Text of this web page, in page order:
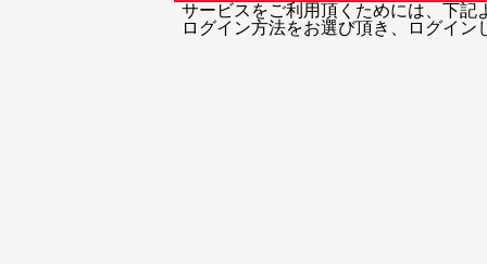
サービスをご利用頂くためには、下記
ログイン方法をお選び頂き、ログイン